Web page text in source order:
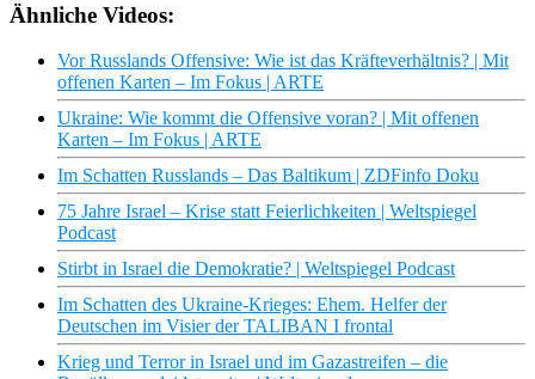
Ähnliche Videos:
Vor Russlands Offensive: Wie ist das Kräfteverhältnis? | Mit
offenen Karten – Im Fokus | ARTE
Ukraine: Wie kommt die Offensive voran? | Mit offenen
Karten – Im Fokus | ARTE
Im Schatten Russlands – Das Baltikum | ZDFinfo Doku
75 Jahre Israel – Krise statt Feierlichkeiten | Weltspiegel
Podcast
Stirbt in Israel die Demokratie? | Weltspiegel Podcast
Im Schatten des Ukraine-Krieges: Ehem. Helfer der
Deutschen im Visier der TALIBAN I frontal
Krieg und Terror in Israel und im Gazastreifen – die